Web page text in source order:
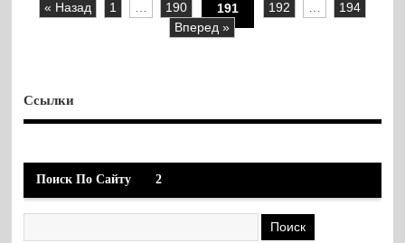
« Назад 1 … 190 191 192 …
194
Вперед »
Ссылки
Поиск По Сайту 2